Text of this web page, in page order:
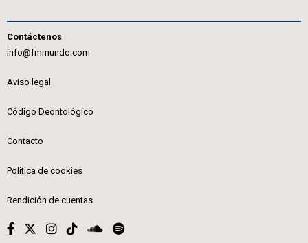
Contáctenos
info@fmmundo.com
Aviso legal
Código Deontológico
Contacto
Política de cookies
Rendición de cuentas